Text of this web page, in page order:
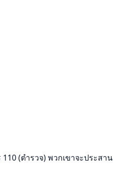
(ตำรวจ) พวกเขาจะประสาน